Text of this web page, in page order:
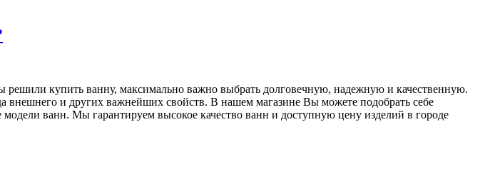
купить ванну, максимально важно выбрать долговечную, надежную и качественную.
внешнего и других важнейших свойств. В нашем магазине Вы можете подобрать себе
ванн. Мы гарантируем высокое качество ванн и доступную цену изделий в городе